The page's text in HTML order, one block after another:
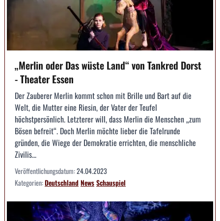
„Merlin oder Das wüste Land“ von Tankred Dorst
- Theater Essen
Der Zauberer Merlin kommt schon mit Brille und Bart auf die
Welt, die Mutter eine Riesin, der Vater der Teufel
höchstpersönlich. Letzterer will, dass Merlin die Menschen „zum
Bösen befreit“. Doch Merlin möchte lieber die Tafelrunde
gründen, die Wiege der Demokratie errichten, die menschliche
Zivilis...
Veröffentlichungsdatum:24.04.2023
Kategorien:DeutschlandNewsSchauspiel